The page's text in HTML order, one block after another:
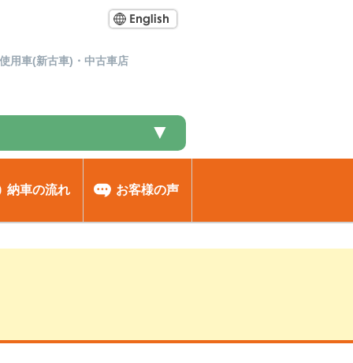
用車(新古車)・中古車店
▼
納車の流れ お客様の声